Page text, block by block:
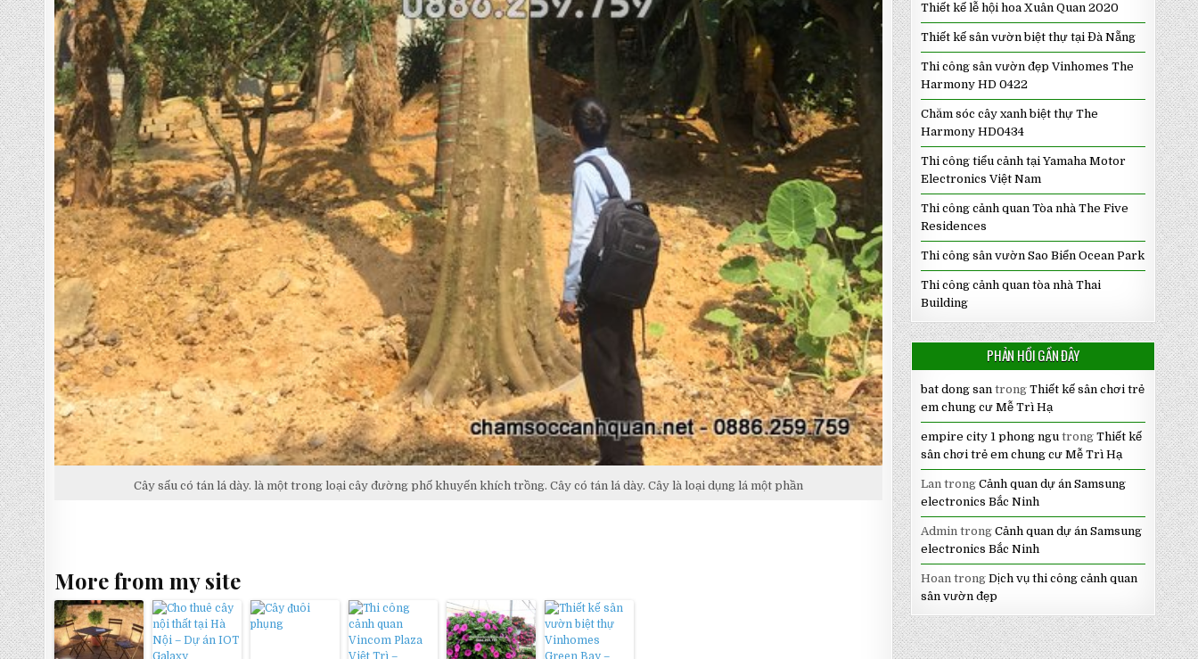
Cây sấu có tán lá dày. là một trong loại cây đường phố khuyến khích trồng. Cây có tán lá dày. Cây là loại dụng lá một phần
More from my site
Thiết kế lễ hội hoa Xuân Quan 2020
Thiết kế sân vườn biệt thự tại Đà Nẵng
Thi công sân vườn đẹp Vinhomes The
Harmony HD 0422
Chăm sóc cây xanh biệt thự The
Harmony HD0434
Thi công tiểu cảnh tại Yamaha Motor
Electronics Việt Nam
Thi công cảnh quan Tòa nhà The Five
Residences
Thi công sân vườn Sao Biển Ocean Park
Thi công cảnh quan tòa nhà Thai
Building
PHẢN HỒI GẦN ĐÂY
bat dong santrong Thiết kế sân chơi trẻ
em chung cư Mễ Trì Hạ
empire city 1 phong ngutrong Thiết kế
sân chơi trẻ em chung cư Mễ Trì Hạ
Lantrong Cảnh quan dự án Samsung
electronics Bắc Ninh
Admintrong Cảnh quan dự án Samsung
electronics Bắc Ninh
Hoantrong Dịch vụ thi công cảnh quan
sân vườn đẹp